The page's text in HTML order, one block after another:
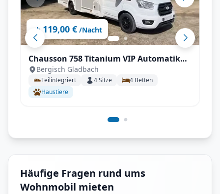
ab 119,00 € /Nacht
Chausson 758 Titanium VIP Automatik
mit sehr guter Grundausstattung
Bergisch Gladbach
Teilintegriert 4Sitze 4 Betten
Haustiere
Häufige Fragen rund ums
Wohnmobil mieten